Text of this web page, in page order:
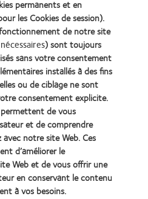
Manager
permanents et en
les Cookies de session).
de notre site
) sont toujours
sans votre consentement
installés à des fins
ou de ciblage ne sont
consentement explicite.
de vous
et de comprendre
notre site Web. Ces
d’améliorer le
Web et de vous offrir une
en conservant le contenu
à vos besoins.